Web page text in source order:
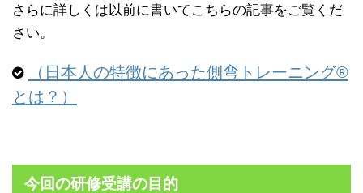
さらに詳しくは以前に書いてこちらの記事をご覧くだ
さい。
（日本人の特徴にあった側弯トレーニング®︎
とは？）
今回の研修受講の目的